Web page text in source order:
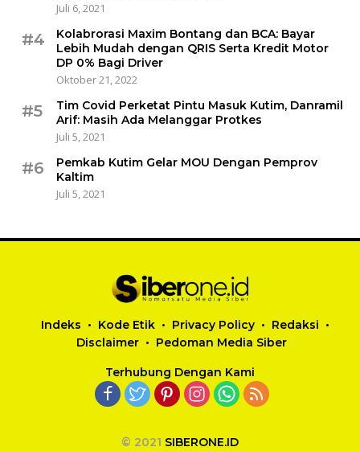
Juli 6, 2021
#4
Kolabrorasi Maxim Bontang dan BCA: Bayar
Lebih Mudah dengan QRIS Serta Kredit Motor
DP 0% Bagi Driver
Oktober 21, 2022
#5
Tim Covid Perketat Pintu Masuk Kutim, Danramil
Arif: Masih Ada Melanggar Protkes
Juli 5, 2021
#6
Pemkab Kutim Gelar MOU Dengan Pemprov
Kaltim
Juli 5, 2021
Indeks Kode Etik Privacy Policy
Redaksi
Disclaimer
Pedoman Media Siber
Terhubung Dengan Kami
© 2021 SIBERONE.ID